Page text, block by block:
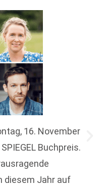
16. November
Buchpreis.
diesem Jahr auf